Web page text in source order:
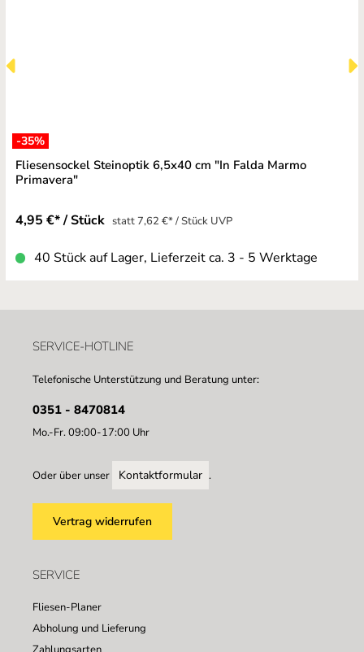
-35%
Fliesensockel Steinoptik 6,5x40 cm "In Falda Marmo
Primavera"
4,95 €* / Stück statt 7,62 €* / Stück UVP
40 Stück auf Lager, Lieferzeit ca. 3 - 5 Werktage
SERVICE-HOTLINE
Telefonische Unterstützung und Beratung unter:
0351 - 8470814
Mo.-Fr. 09:00-17:00 Uhr
Oder über unser Kontaktformular .
Vertrag widerrufen
SERVICE
Fliesen-Planer
Abholung und Lieferung